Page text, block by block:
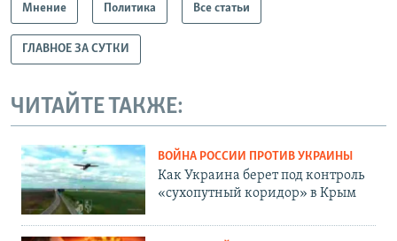
Мнение Политика Все статьи
ГЛАВНОЕ ЗА СУТКИ
ЧИТАЙТЕ ТАКЖЕ:
ВОЙНА РОССИИ ПРОТИВ УКРАИНЫ
Как Украина берет под контроль
«сухопутный коридор» в Крым